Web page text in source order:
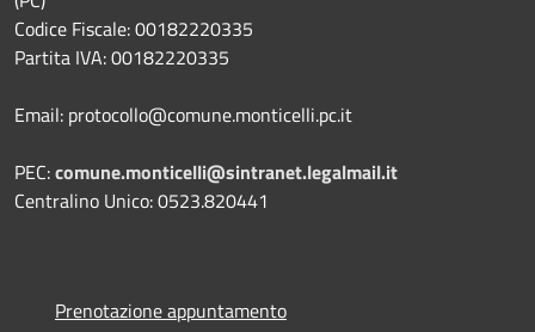
Codice Fiscale: 00182220335
Partita IVA: 00182220335
Email: protocollo@comune.monticelli.pc.it
PEC:comune.monticelli@sintranet.legalmail.it
Centralino Unico: 0523.820441
Prenotazione appuntamento